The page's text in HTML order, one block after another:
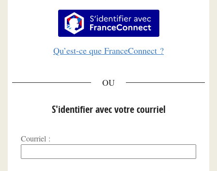
S’identifier avec
Qu’est-ce que FranceConnect ?
S'identifier avec votre courriel
Courriel :